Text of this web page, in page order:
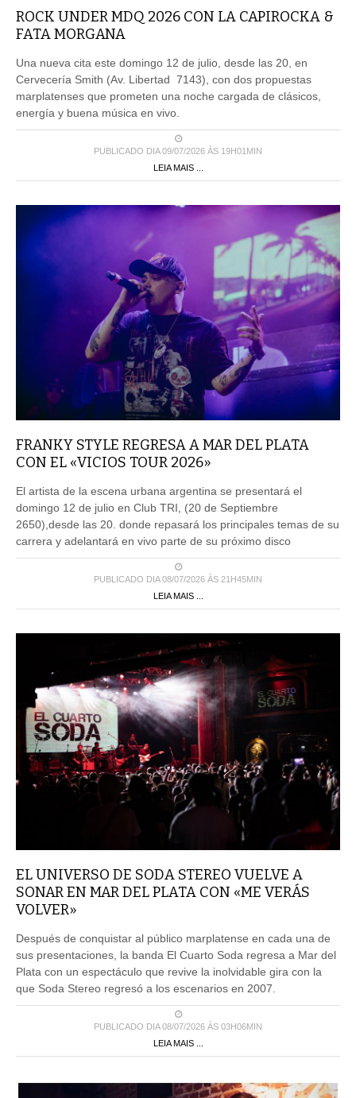
ROCK UNDER MDQ 2026 CON LA CAPIROCKA &
FATA MORGANA
Una nueva cita este domingo 12 de julio, desde las 20, en
Cervecería Smith (Av. Libertad 7143), con dos propuestas
marplatenses que prometen una noche cargada de clásicos,
energía y buena música en vivo.
PUBLICADO DIA 09/07/2026 ÀS 19H01MIN
LEIA MAIS ...
FRANKY STYLE REGRESA A MAR DEL PLATA
CON EL «VICIOS TOUR 2026»
El artista de la escena urbana argentina se presentará el
domingo 12 de julio en Club TRI, (20 de Septiembre
2650),desde las 20. donde repasará los principales temas de su
carrera y adelantará en vivo parte de su próximo disco
PUBLICADO DIA 08/07/2026 ÀS 21H45MIN
LEIA MAIS ...
EL UNIVERSO DE SODA STEREO VUELVE A
SONAR EN MAR DEL PLATA CON «ME VERÁS
VOLVER»
Después de conquistar al público marplatense en cada una de
sus presentaciones, la banda El Cuarto Soda regresa a Mar del
Plata con un espectáculo que revive la inolvidable gira con la
que Soda Stereo regresó a los escenarios en 2007.
PUBLICADO DIA 08/07/2026 ÀS 03H06MIN
LEIA MAIS ...